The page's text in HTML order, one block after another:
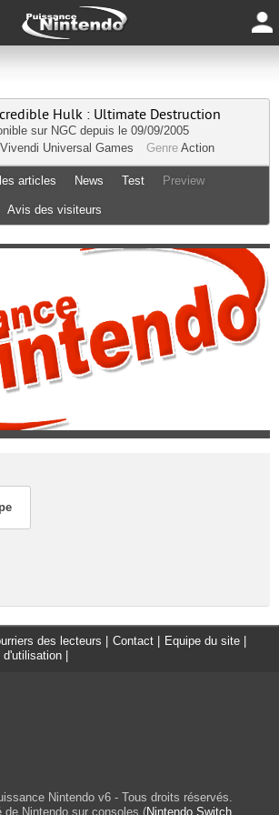
Hulk : Ultimate Destruction
sur NGC depuis le 09/09/2005
Vivendi Universal Games Genre Action
articles News Test Preview
Avis des visiteurs
des lecteurs Contact Equipe du site
d'utilisation
Nintendo v6 - Tous droits réservés.
de Nintendo sur consoles (Nintendo Switch